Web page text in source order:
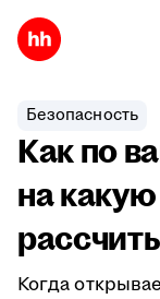
Безопасность
Как по
на
Когда